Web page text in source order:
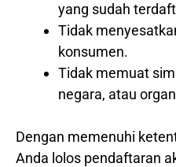
yang sudah
Tidak
konsumen.
Tidak memuat
negara, atau
Dengan memenuhi
Anda lolos pendaftaran